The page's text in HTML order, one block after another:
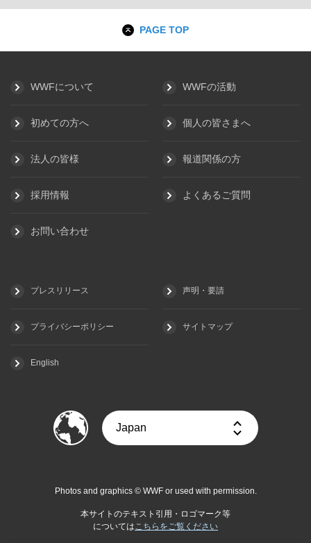
PAGE TOP
WWFについて WWFの活動
初めての方へ 個人の皆さまへ
法人の皆様 報道関係の方
採用情報 よくあるご質問
お問い合わせ
プレスリリース 声明・要請
プライバシーポリシー サイトマップ
English
Photos and graphics © WWF or used with permission.
本サイトのテキスト引用・ロゴマーク等
についてはこちらをご覧ください